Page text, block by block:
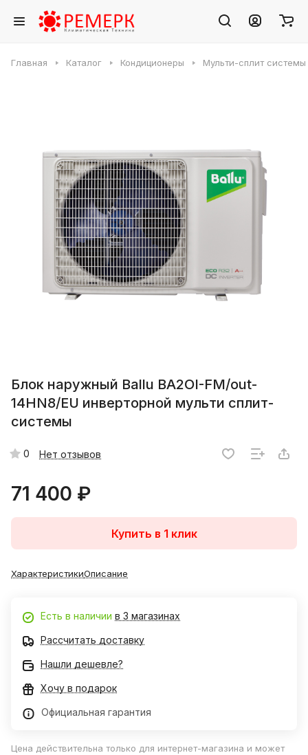
Главная Каталог Кондиционеры Мульти-сплит системы
Блок наружный Ballu BA2OI-FM/out-
14HN8/EU инверторной мульти сплит-
системы
0 Нет отзывов
71 400 ₽
Купить в 1 клик
ХарактеристикиОписание
Есть в наличии в 3 магазинах
Рассчитать доставку
Нашли дешевле?
Хочу в подарок
Официальная гарантия
Цена действительна только для интернет-магазина и может